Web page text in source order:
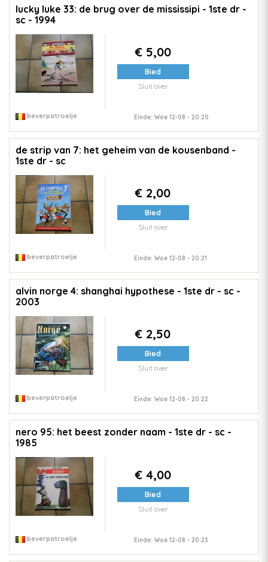
lucky luke 33: de brug over de mississipi - 1ste dr -
sc - 1994
€ 5,00
Bied
Sluit over
beverpatroelje Einde: Woe 12-08 - 20:20
de strip van 7: het geheim van de kousenband -
1ste dr - sc
€ 2,00
Bied
Sluit over
beverpatroelje Einde: Woe 12-08 - 20:21
alvin norge 4: shanghai hypothese - 1ste dr - sc -
2003
€ 2,50
Bied
Sluit over
beverpatroelje Einde: Woe 12-08 - 20:22
nero 95: het beest zonder naam - 1ste dr - sc -
1985
€ 4,00
Bied
Sluit over
beverpatroelje Einde: Woe 12-08 - 20:23